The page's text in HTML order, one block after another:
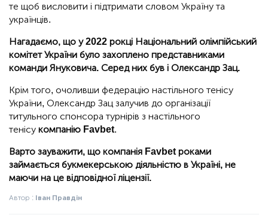
те щоб висловити і підтримати словом Україну та
українців.
Нагадаємо, що у 2022 рокці Національний олімпійський
комітет України було захоплено представниками
команди Януковича. Серед них був і Олександр Зац.
Крім того, очоливши федерацію настільного тенісу
України, Олександр Зац залучив до організації
титульного спонсора турнірів з настільного
тенісу компанію Favbet.
Варто зауважити, що компанія Favbet роками
займається букмекерською діяльністю в Україні, не
маючи на це відповідної ліцензії.
Автор : Іван Правдін